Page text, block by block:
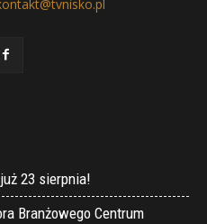
23 sierpnia!
Branżowego Centrum